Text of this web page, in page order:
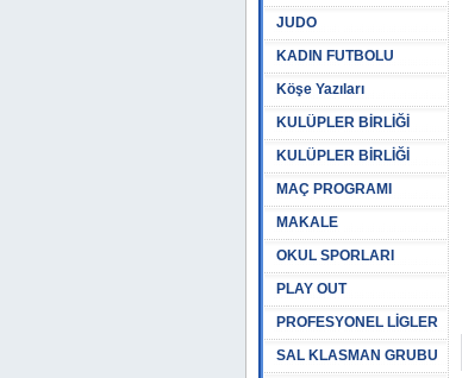
JUDO
KADIN FUTBOLU
Köşe Yazıları
KULÜPLER BİRLİĞİ
KULÜPLER BİRLİĞİ
MAÇ PROGRAMI
MAKALE
OKUL SPORLARI
PLAY OUT
PROFESYONEL LİGLER
SAL KLASMAN GRUBU